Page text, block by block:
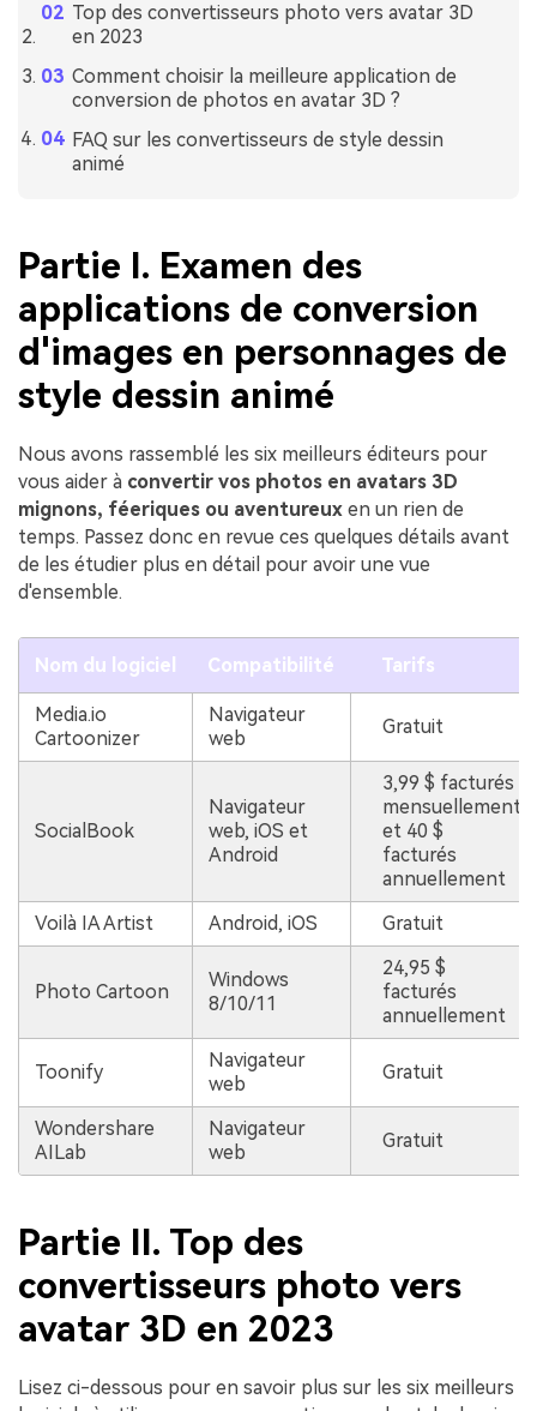
Top des convertisseurs photo vers avatar 3D
en 2023
Comment choisir la meilleure application de
conversion de photos en avatar 3D ?
FAQ sur les convertisseurs de style dessin
animé
Partie I. Examen des
applications de conversion
d'images en personnages de
style dessin animé
Nous avons rassemblé les six meilleurs éditeurs pour
vous aider à convertir vos photos en avatars 3D
mignons, féeriques ou aventureux en un rien de
temps. Passez donc en revue ces quelques détails avant
de les étudier plus en détail pour avoir une vue
d'ensemble.
Nom du logiciel Compatibilité Tarifs
Media.io
Cartoonizer
Navigateur
web
Gratuit
SocialBook
Navigateur
web, iOS et
Android
3,99 $ facturés
mensuellement
et 40 $
facturés
annuellement
Voilà IA Artist
Android, iOS Gratuit
Photo Cartoon
Windows
8/10/11
24,95 $
facturés
annuellement
Toonify
Navigateur
web
Gratuit
Wondershare
AILab
Navigateur
web
Gratuit
Partie II. Top des
convertisseurs photo vers
avatar 3D en 2023
Lisez ci-dessous pour en savoir plus sur les six meilleurs